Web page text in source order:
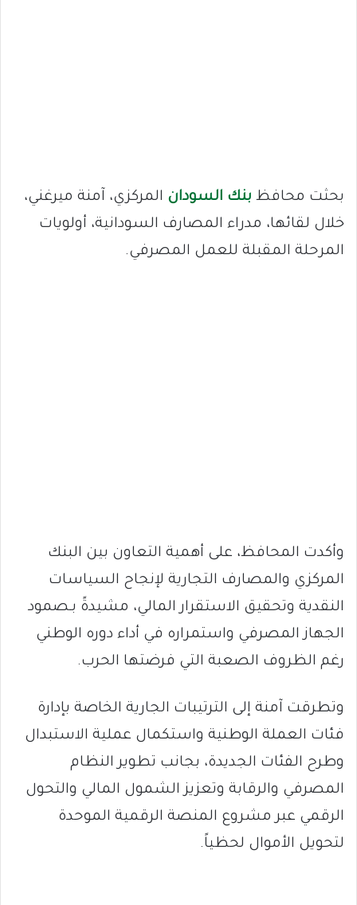
بحثت محافظ بنك السودان المركزي، آمنة ميرغني،
خلال لقائها، مدراء المصارف السودانية، أولويات
المرحلة المقبلة للعمل المصرفي.
وأكدت المحافظ، على أهمية التعاون بين البنك
المركزي والمصارف التجارية لإنجاح السياسات
النقدية وتحقيق الاستقرار المالي، مشيدةً بـصمود
الجهاز المصرفي واستمراره في أداء دوره الوطني
رغم الظروف الصعبة التي فرضتها الحرب.
وتطرقت آمنة إلى الترتيبات الجارية الخاصة بإدارة
فئات العملة الوطنية واستكمال عملية الاستبدال
وطرح الفئات الجديدة، بجانب تطوير النظام
المصرفي والرقابة وتعزيز الشمول المالي والتحول
الرقمي عبر مشروع المنصة الرقمية الموحدة
لتحويل الأموال لحظياً.